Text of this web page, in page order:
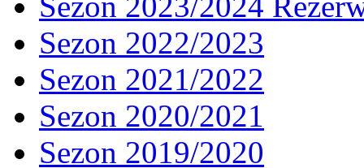
Sezon 2022/2023
Sezon 2021/2022
Sezon 2020/2021
Sezon 2019/2020